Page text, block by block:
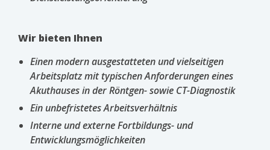
Wir bieten Ihnen
Einen modern ausgestatteten und vielseitigen
Arbeitsplatz mit typischen Anforderungen eines
Akuthauses in der Röntgen- sowie CT-Diagnostik
Ein unbefristetes Arbeitsverhältnis
Interne und externe Fortbildungs- und
Entwicklungsmöglichkeiten